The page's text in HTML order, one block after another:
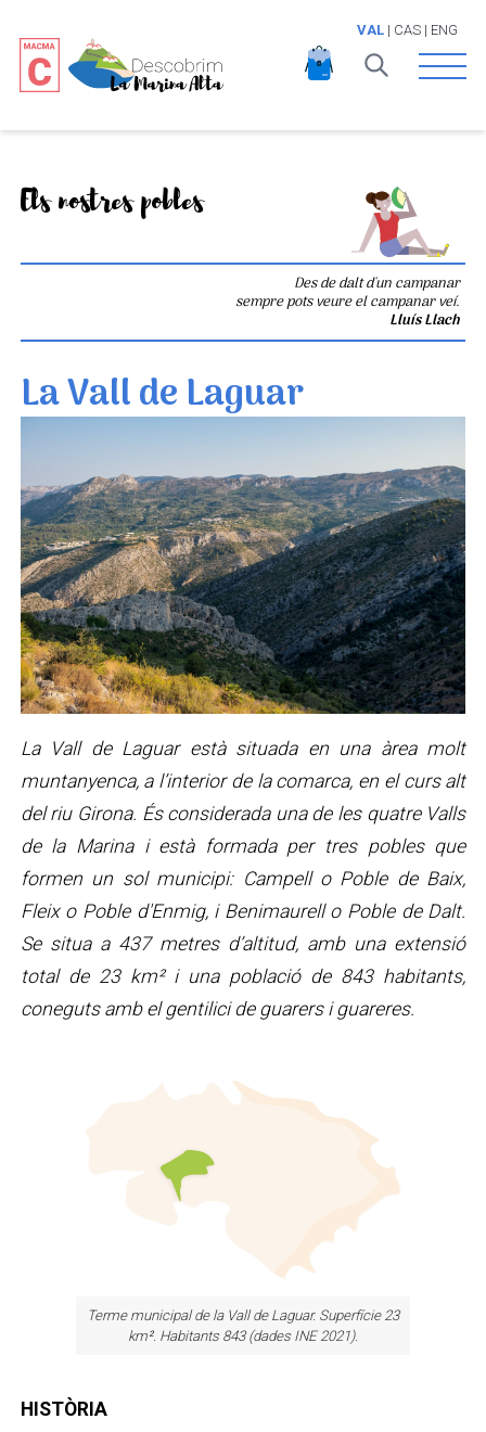
VAL| CAS| ENG
Open
Els nostres pobles
Des de dalt d'un campanar
sempre pots veure el campanar veí.
Lluís Llach
La Vall de Laguar
La Vall de Laguar està situada en una àrea molt
muntanyenca, a l’interior de la comarca, en el curs alt
del riu Girona. És considerada una de les quatre Valls
de la Marina i està formada per tres pobles que
formen un sol municipi: Campell o Poble de Baix,
Fleix o Poble d'Enmig, i Benimaurell o Poble de Dalt.
Se situa a 437 metres d’altitud, amb una extensió
total de 23 km² i una població de 843 habitants,
coneguts amb el gentilici de guarers i guareres.
Terme municipal de la Vall de Laguar. Superfície 23
km². Habitants 843 (dades INE 2021).
HISTÒRIA